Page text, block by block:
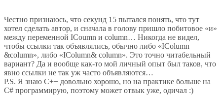
Честно признаюсь, что секунд 15 пытался понять, что тут
хотел сделать автор, и сначала в голову пришло побитовое «и»
между переменной ICoumn и column… Никогда не видел,
чтобы ссылки так объявлялись, обычно либо «IColumn
&column», либо «IColumn& column». Это точно читабельный
вариант? Да и вообще как-то мой личный опыт был таков, что
явно ссылки не так уж часто объявляются…
P.S. Я знаю C++ довольно хорошо, но на практике больше на
C# программирую, поэтому может отвык уже, одичал :)